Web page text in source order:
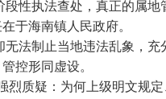
性执法查处，真正的属地
于海南镇人民政府。
法制止当地违法乱象，充
控形同虚设。
质疑：为何上级明文规定